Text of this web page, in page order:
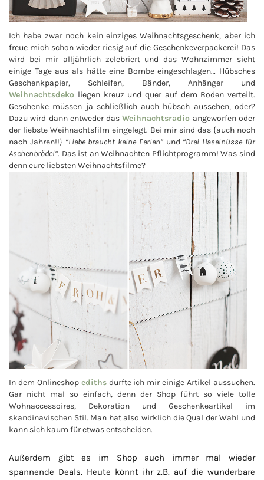
Ich habe zwar noch kein einziges Weihnachtsgeschenk, aber ich
freue mich schon wieder riesig auf die Geschenkeverpackerei! Das
wird bei mir alljährlich zelebriert und das Wohnzimmer sieht
einige Tage aus als hätte eine Bombe eingeschlagen… Hübsches
Geschenkpapier, Schleifen, Bänder, Anhänger und
Weihnachtsdeko liegen kreuz und quer auf dem Boden verteilt.
Geschenke müssen ja schließlich auch hübsch aussehen, oder?
Dazu wird dann entweder dasWeihnachtsradio angeworfen oder
der liebste Weihnachtsfilm eingelegt. Bei mir sind das {auch noch
nach Jahren!!} “Liebe braucht keine Ferien”und “Drei Haselnüsse für
Aschenbrödel”. Das ist an Weihnachten Pflichtprogramm! Was sind
denn eure liebsten Weihnachtsfilme?
In dem Onlineshop edithsdurfte ich mir einige Artikel aussuchen.
Gar nicht mal so einfach, denn der Shop führt so viele tolle
Wohnaccessoires, Dekoration und Geschenkeartikel im
skandinavischen Stil. Man hat also wirklich die Qual der Wahl und
kann sich kaum für etwas entscheiden.
Außerdem gibt es im Shop auch immer mal wieder
spannende Deals. Heute könnt ihr z.B. auf die wunderbare